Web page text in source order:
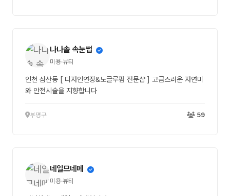
나나솔 속눈썹
미용·뷰티
인천 삼산동 [ 디자인연장&노글루펌 전문샵 ] 고급스러운 자연미
와 안전시술을 지향합니다
부평구 59
네일므네메
미용·뷰티